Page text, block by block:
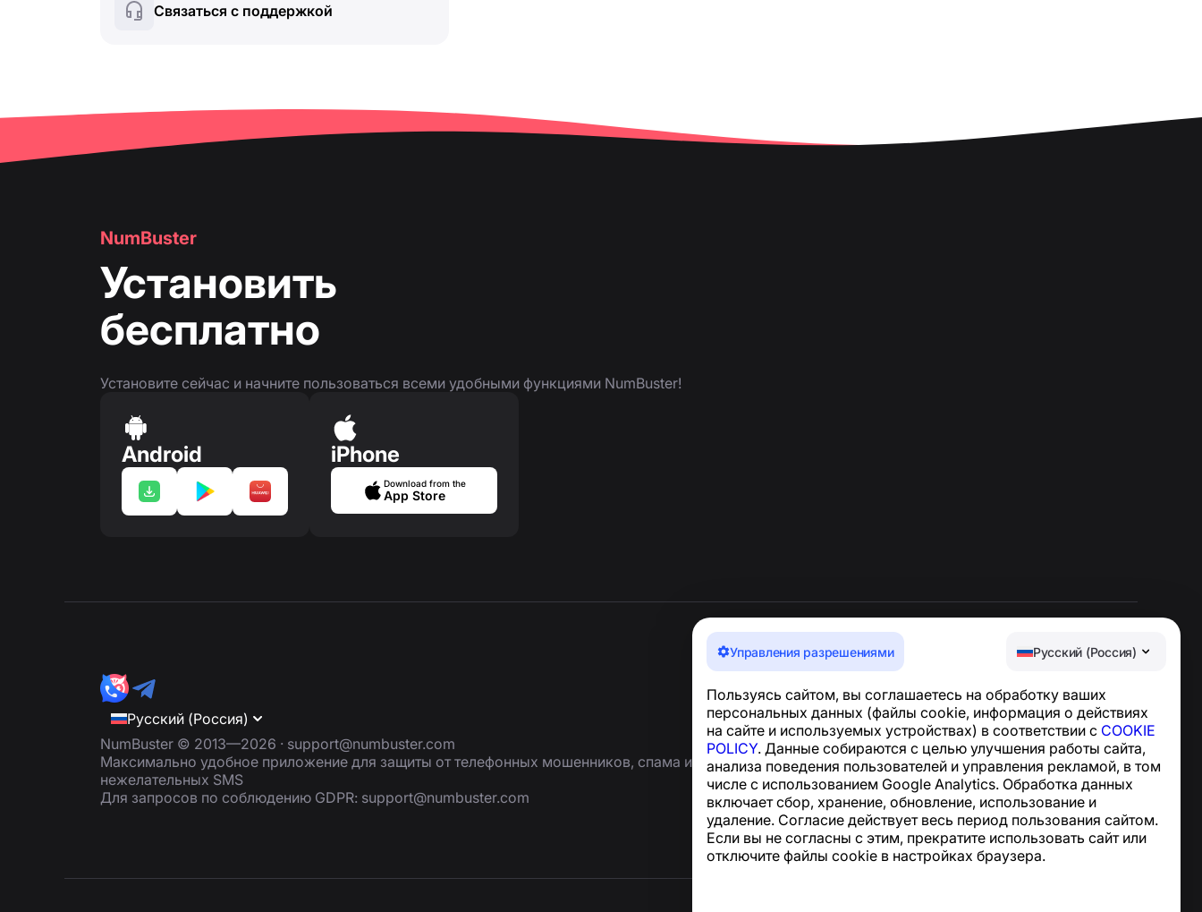
Управления разрешениями Русский (Россия)
Пользуясь сайтом, вы соглашаетесь на обработку ваших
персональных данных (файлы cookie, информация о действиях
на сайте и используемых устройствах) в соответствии с COOKIE
POLICY. Данные собираются с целью улучшения работы сайта,
анализа поведения пользователей и управления рекламой, в том
числе с использованием Google Analytics. Обработка данных
включает сбор, хранение, обновление, использование и
удаление. Согласие действует весь период пользования сайтом.
Если вы не согласны с этим, прекратите использовать сайт или
отключите файлы cookie в настройках браузера.
🍀Бесплатные функции
❓FAQ
🔍Поиск
👤Страница номера телефона
Связаться с поддержкой
NumBuster
Установить
бесплатно
Установите сейчас и начните пользоваться всеми удобными функциями NumBuster!
Android iPhone
Download from the
App Store
Русский (Россия)
NumBuster © 2013—2026 · support@numbuster.com
Максимально удобное приложение для защиты от телефонных мошенников, спама и
нежелательных SMS
Для запросов по соблюдению GDPR: support@numbuster.com
Новости и статьи
О проекте
Контакты